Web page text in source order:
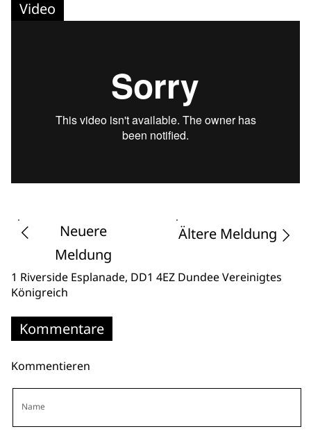
Video
Neuere
Meldung
Ältere Meldung
1 Riverside Esplanade, DD1 4EZ DundeeVereinigtes
Königreich
Kommentare
Kommentieren
Name